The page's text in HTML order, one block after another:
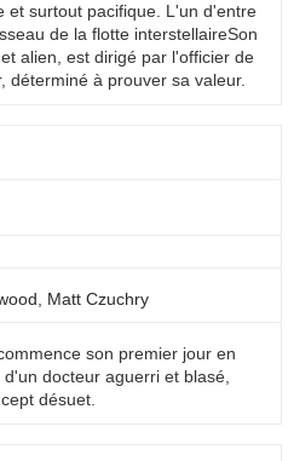
et surtout pacifique. L'un d'entre
de la flotte interstellaireSon
alien, est dirigé par l'officier de
déterminé à prouver sa valeur.
Matt Czuchry
son premier jour en
docteur aguerri et blasé,
désuet.